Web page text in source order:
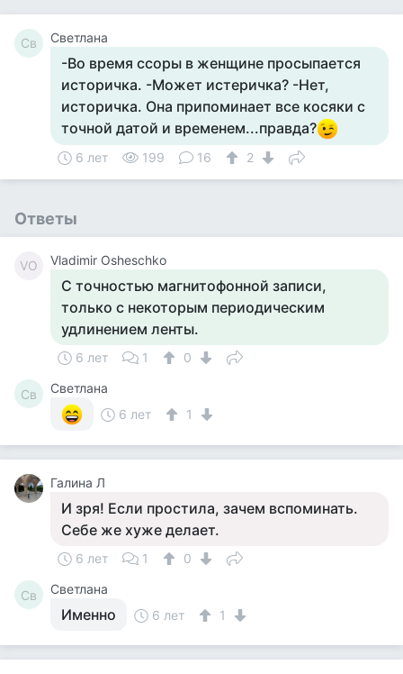
Св Светлана
-Во время ссоры в женщине просыпается
историчка. -Может истеричка? -Нет,
историчка. Она припоминает все косяки с
точной датой и временем...правда?
6 лет 199 16 2
Ответы
VO Vladimir Osheschko
С точностью магнитофонной записи,
только с некоторым периодическим
удлинением ленты.
6 лет 1 0
Св
Светлана
6 лет
1
Галина Л
И зря! Если простила, зачем вспоминать.
Себе же хуже делает.
6 лет 1 0
Св Светлана
Именно 6 лет 1